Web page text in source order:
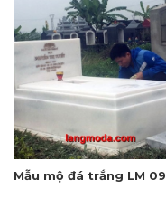
Mẫu mộ đá trắng LM 09